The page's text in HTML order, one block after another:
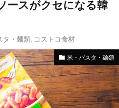
ースがクセになる韓
タ・麺類, コストコ食材
米・パスタ・麺類